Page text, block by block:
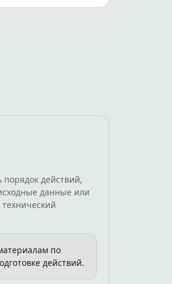
действий,
данные или
по
действий.